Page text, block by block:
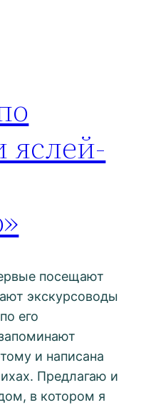
яслей-
посещают
экскурсоводы
его
и написана
Предлагаю и
в котором я